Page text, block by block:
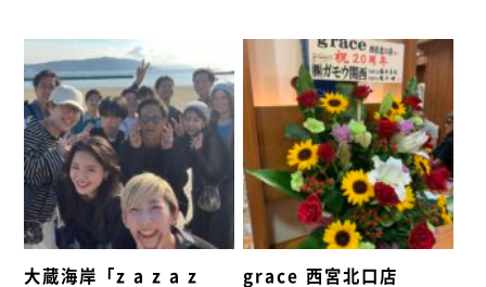
大蔵海岸「z a z a z
grace 西宮北口店